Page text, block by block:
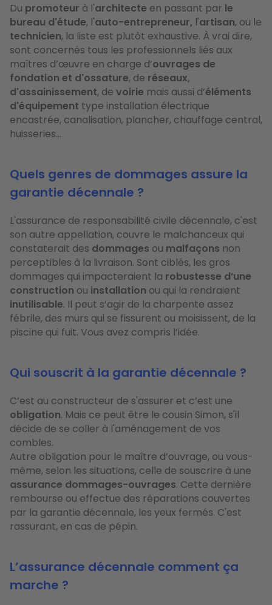
Du promoteur à l'architecte en passant par le
bureau d'étude, l'auto-entrepreneur, l'artisan, ou le
technicien, la liste est plutôt exhaustive. À vrai dire,
sont concernés tous les professionnels liés aux
maîtres d’œuvre en charge d’ouvrages de
fondation et d'ossature, de réseaux,
d'assainissement, de voirie mais aussi d’éléments
d'équipement type installation électrique
encastrée, canalisation, plancher, chauffage central,
huisseries...
Quels genres de dommages assure la
garantie décennale ?
L'assurance de responsabilité civile décennale, c'est
son autre appellation, couvre le malchanceux qui
constaterait des dommages ou malfaçons non
perceptibles à la livraison. Sont ciblés, les gros
dommages qui impacteraient la robustesse d’une
construction ou installation ou qui la rendraient
inutilisable. Il peut s’agir de la charpente assez
fébrile, des murs qui se fissurent ou moisissent, de la
piscine qui fuit. Vous avez compris l’idée.
Qui souscrit à la garantie décennale ?
C’est au constructeur de s'assurer et c’est une
obligation. Mais ce peut être le cousin Simon, s'il
décide de se coller à l'aménagement de vos
combles.
Autre obligation pour le maître d’ouvrage, ou vous-
même, selon les situations, celle de souscrire à une
assurance dommages-ouvrages. Cette dernière
rembourse ou effectue des réparations couvertes
par la garantie décennale, les yeux fermés. C'est
rassurant, en cas de pépin.
L’assurance décennale comment ça
marche ?